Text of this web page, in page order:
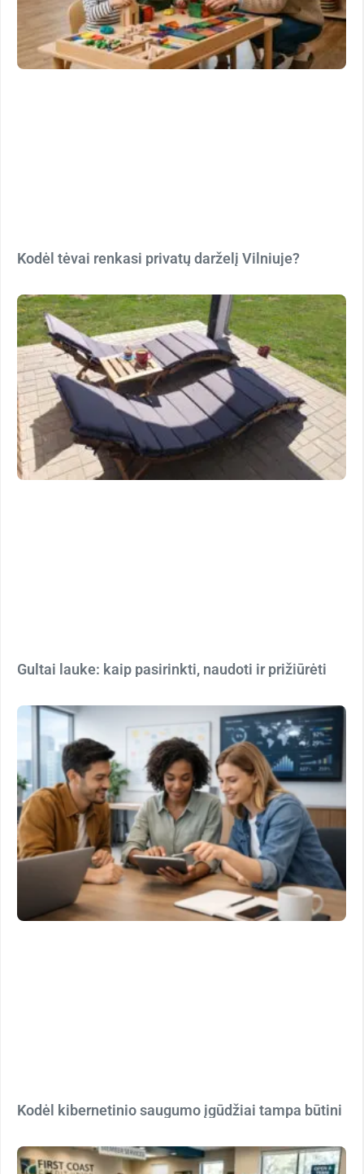
Kodėl tėvai renkasi privatų darželį Vilniuje?
Gultai lauke: kaip pasirinkti, naudoti ir prižiūrėti
Kodėl kibernetinio saugumo įgūdžiai tampa būtini